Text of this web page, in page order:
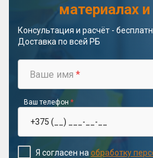
материалах
Консультация и расчёт -
Доставка по всей РБ
Ваше имя *
Ваш телефон *
Я согласен наобработку